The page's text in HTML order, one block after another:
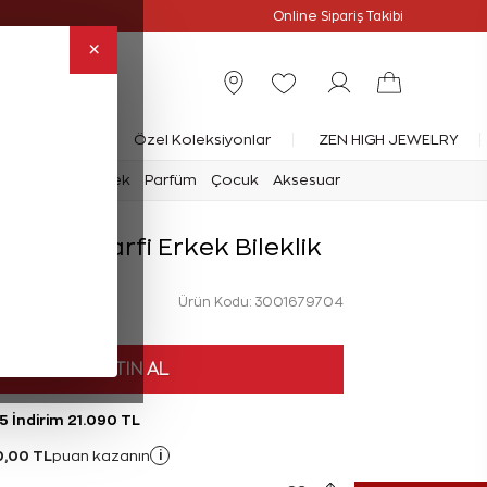
×
Online Sipariş Takibi
Yüzük Özel Koleksiyonlar ZEN HIGH JEWELRY
Erkek Parfüm Çocuk Aksesuar
Ç Harfi Erkek Bileklik
Ürün Kodu: 3001679704
HEMEN SATIN AL
İndirim 21.090 TL
TL puan kazanın i